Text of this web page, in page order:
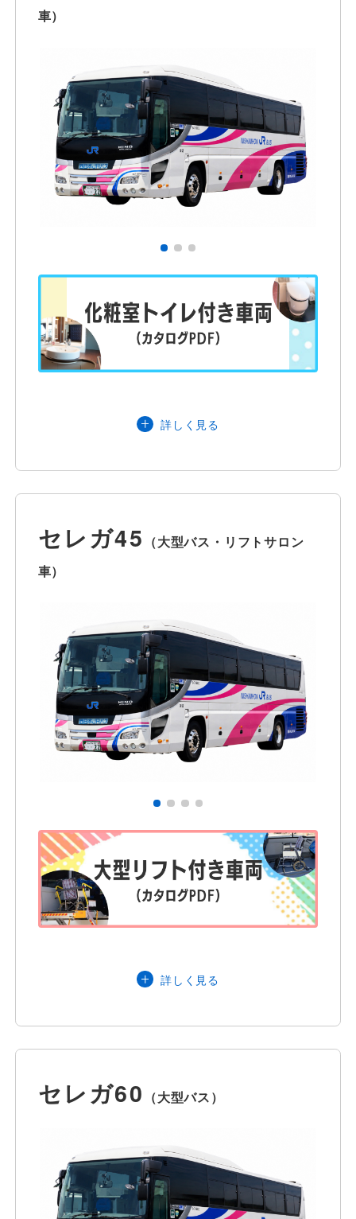
車）
詳しく見る
営業エリア
石川県・富山県（小矢部市・南砺
市）
インバウンドのお客様は北陸信越運輸局
管内配車可能
定員 50名（正座席40名＋補助席10名）
主な装備品
す。）
セレガ45 （大型バス・リフトサロン
車）
詳しく見る
営業エリア
車いすを含む団体様・インバウンドのお
客様は近畿運輸局管内配車可能
定員
（詳細はシートマップをご参照くださ
お声がけください。（数に限りがありま
す。）
セレガ60 （大型バス）